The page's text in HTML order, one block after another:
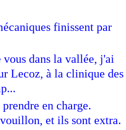
finissent par
dans la vallée, j'ai
Lecoz, à la clinique des
en charge.
et ils sont extra.